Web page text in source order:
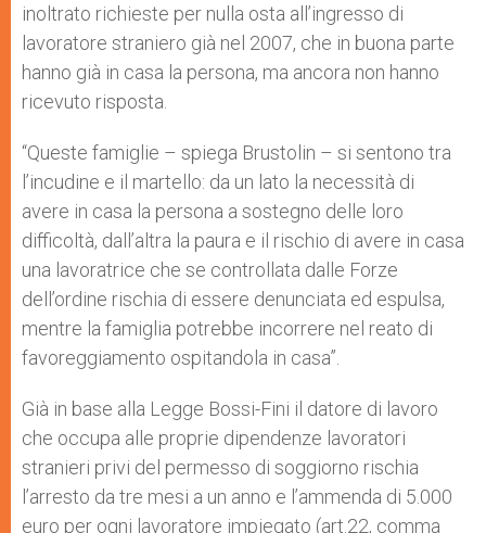
inoltrato richieste per nulla osta all’ingresso di
lavoratore straniero già nel 2007, che in buona parte
hanno già in casa la persona, ma ancora non hanno
ricevuto risposta.
“Queste famiglie – spiega Brustolin – si sentono tra
l’incudine e il martello: da un lato la necessità di
avere in casa la persona a sostegno delle loro
difficoltà, dall’altra la paura e il rischio di avere in casa
una lavoratrice che se controllata dalle Forze
dell’ordine rischia di essere denunciata ed espulsa,
mentre la famiglia potrebbe incorrere nel reato di
favoreggiamento ospitandola in casa”.
Già in base alla Legge Bossi-Fini il datore di lavoro
che occupa alle proprie dipendenze lavoratori
stranieri privi del permesso di soggiorno rischia
l’arresto da tre mesi a un anno e l’ammenda di 5.000
euro per ogni lavoratore impiegato (art.22, comma